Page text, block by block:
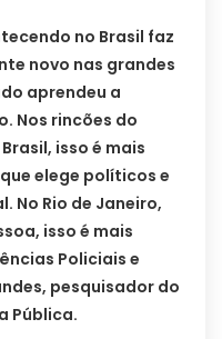
no Brasil faz
novo nas grandes
aprendeu a
Nos rincões do
isso é mais
elege políticos e
No Rio de Janeiro,
isso é mais
Policiais e
pesquisador do
Pública.